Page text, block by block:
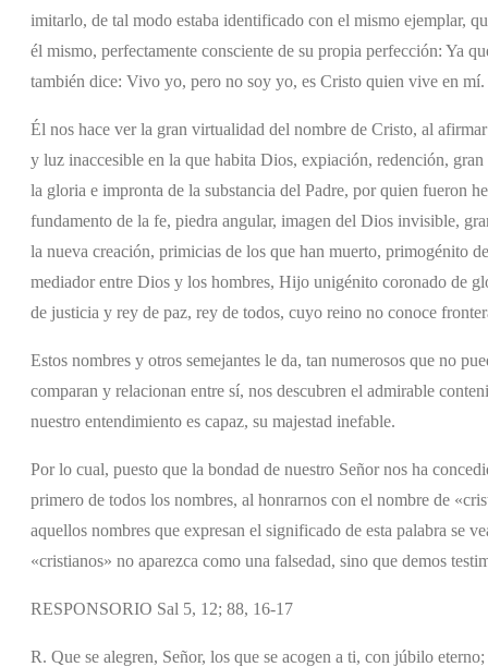
imitarlo, de tal modo estaba identificado con el mismo ejemplar,
él mismo, perfectamente consciente de su propia perfección: Ya
también dice: Vivo yo, pero no soy yo, es Cristo quien vive en mí.
Él nos hace ver la gran virtualidad del nombre de Cristo, al
y luz inaccesible en la que habita Dios, expiación, redención,
la gloria e impronta de la substancia del Padre, por quien fueron
fundamento de la fe, piedra angular, imagen del Dios invisible,
la nueva creación, primicias de los que han muerto, primogénito
mediador entre Dios y los hombres, Hijo unigénito coronado de
de justicia y rey de paz, rey de todos, cuyo reino no conoce
Estos nombres y otros semejantes le da, tan numerosos que no
comparan y relacionan entre sí, nos descubren el admirable
nuestro entendimiento es capaz, su majestad inefable.
Por lo cual, puesto que la bondad de nuestro Señor nos ha
primero de todos los nombres, al honrarnos con el nombre de
aquellos nombres que expresan el significado de esta palabra se
«cristianos» no aparezca como una falsedad, sino que demos
RESPONSORIO Sal 5, 12; 88, 16-17
R. Que se alegren, Señor, los que se acogen a ti, con júbilo